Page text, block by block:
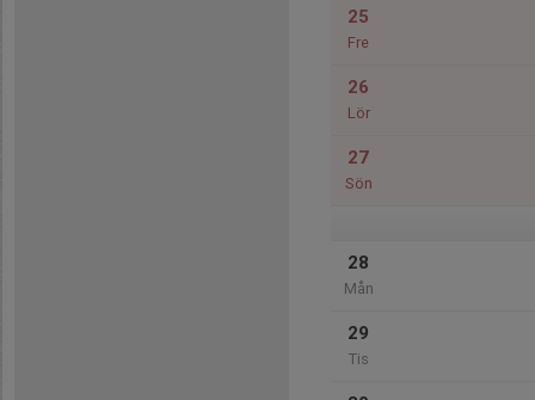
25
Fre
26
Lör
27
Sön
28
Mån
29
Tis